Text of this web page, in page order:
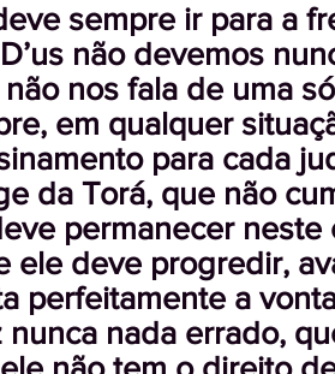
sempre ir para a
não devemos
nos fala de uma
em qualquer
para cada
da Torá, que não
permanecer neste
ele deve progredir,
perfeitamente a
nada errado,